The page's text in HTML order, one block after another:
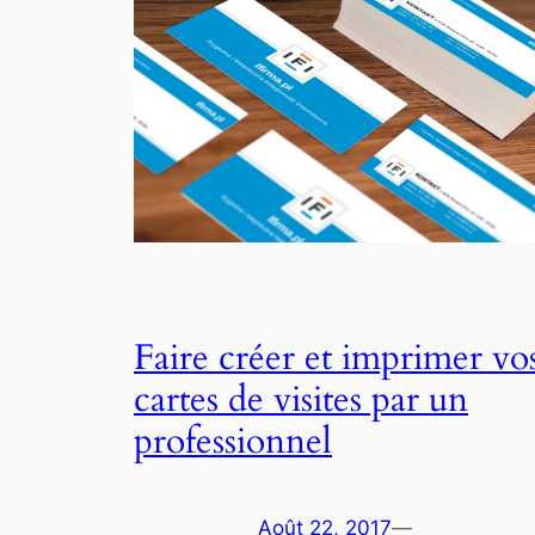
Faire créer et imprimer
cartes de visites par un
professionnel
Août 22, 2017—